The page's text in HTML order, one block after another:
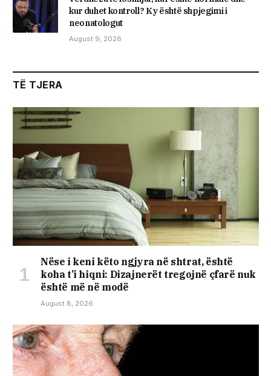
kur duhet kontroll? Ky është shpjegimi i
neonatologut
August 9, 2026
TË TJERA
Nëse i keni këto ngjyra në shtrat, është
koha t’i hiqni: Dizajnerët tregojnë çfarë nuk
është më në modë
August 8, 2026